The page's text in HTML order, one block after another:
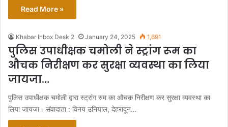
Read More »
Khabar Inbox Desk 2 January 24, 2025 1,691
पुलिस उपाधीक्षक चमोली ने स्ट्रांग रूम का
औचक निरीक्षण कर सुरक्षा व्यवस्था का लिया
जायजा…
पुलिस उपाधीक्षक चमोली द्वारा स्ट्रांग रुम का औचक निरीक्षण कर सुरक्षा व्यवस्था का
लिया जायजा। संवादाता : विनय उनियाल, देहरादून…